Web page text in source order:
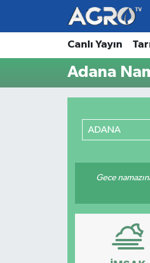
Canlı Yayın
Adana
ADANA
Gece
Hava Durumu
Trafik Durumu
Tüm Manşetler
Son Dakika Haberleri